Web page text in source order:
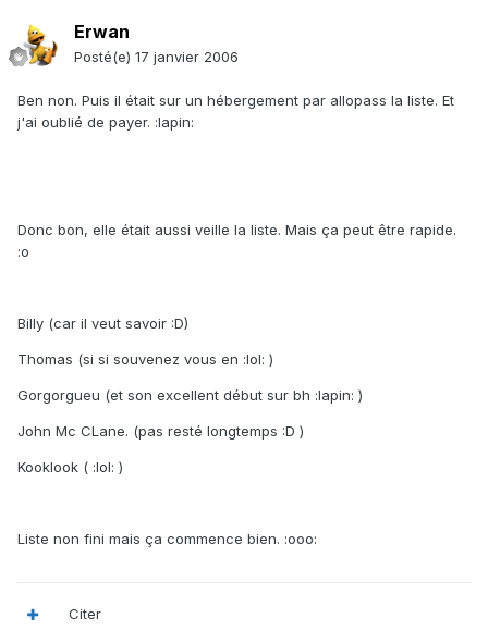
Erwan
Posté(e) 17 janvier 2006
Ben non. Puis il était sur un hébergement par allopass la liste. Et
j'ai oublié de payer. :lapin:
Donc bon, elle était aussi veille la liste. Mais ça peut être rapide.
:o
Billy (car il veut savoir :D)
Thomas (si si souvenez vous en :lol: )
Gorgorgueu (et son excellent début sur bh :lapin: )
John Mc CLane. (pas resté longtemps :D )
Kooklook ( :lol: )
Liste non fini mais ça commence bien. :ooo:
Citer